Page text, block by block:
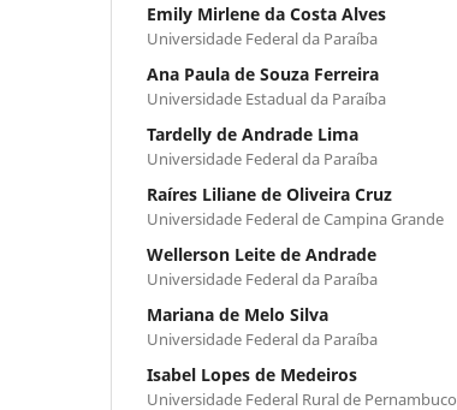
Emily Mirlene da Costa Alves
Universidade Federal da Paraíba
Ana Paula de Souza Ferreira
Universidade Estadual da Paraíba
Tardelly de Andrade Lima
Universidade Federal da Paraíba
Raíres Liliane de Oliveira Cruz
Universidade Federal de Campina Grande
Wellerson Leite de Andrade
Universidade Federal da Paraíba
Mariana de Melo Silva
Universidade Federal da Paraíba
Isabel Lopes de Medeiros
Universidade Federal Rural de Pernambuco